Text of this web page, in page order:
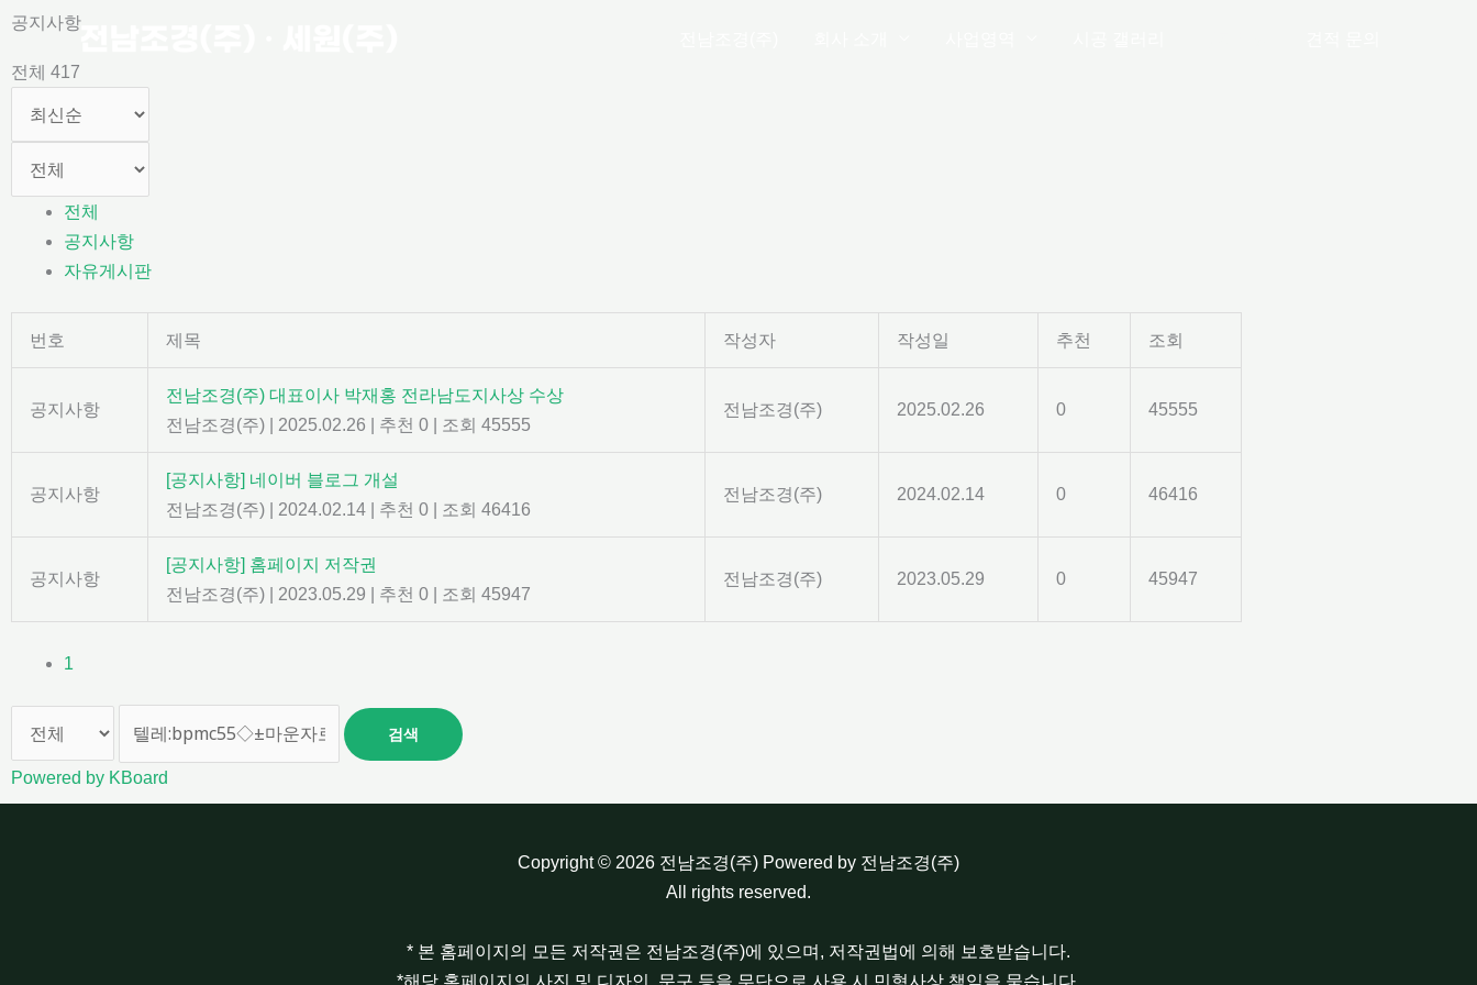
콘
츠
뛰
공지사항
전체 417
전체
공지사항
자유게시판
번호 제목 작성자 작성일 추천 조회
공지사항
전남조경(주) 대표이사 박재홍 전라남도지사상 수상
전남조경(주)
2025.02.26 추천 0 조회 45555
전남조경(주) 2025.02.26 0 45555
공지사항
[공지사항] 네이버 블로그 개설
전남조경(주)
2024.02.14 추천 0 조회 46416
전남조경(주) 2024.02.14 0 46416
공지사항
[공지사항] 홈페이지 저작권
전남조경(주)
2023.05.29 추천 0 조회 45947
전남조경(주) 2023.05.29 0 45947
1
검색
Powered by KBoard
Copyright © 2026 전남조경(주) Powered by 전남조경(주)
All rights reserved.
* 본 홈페이지의 모든 저작권은 전남조경(주)에 있으며, 저작권법에 의해 보호받습니다.
*해당 홈페이지의 사진 및 디자인, 문구 등을 무단으로 사용 시 민형사상 책임을 묻습니다.